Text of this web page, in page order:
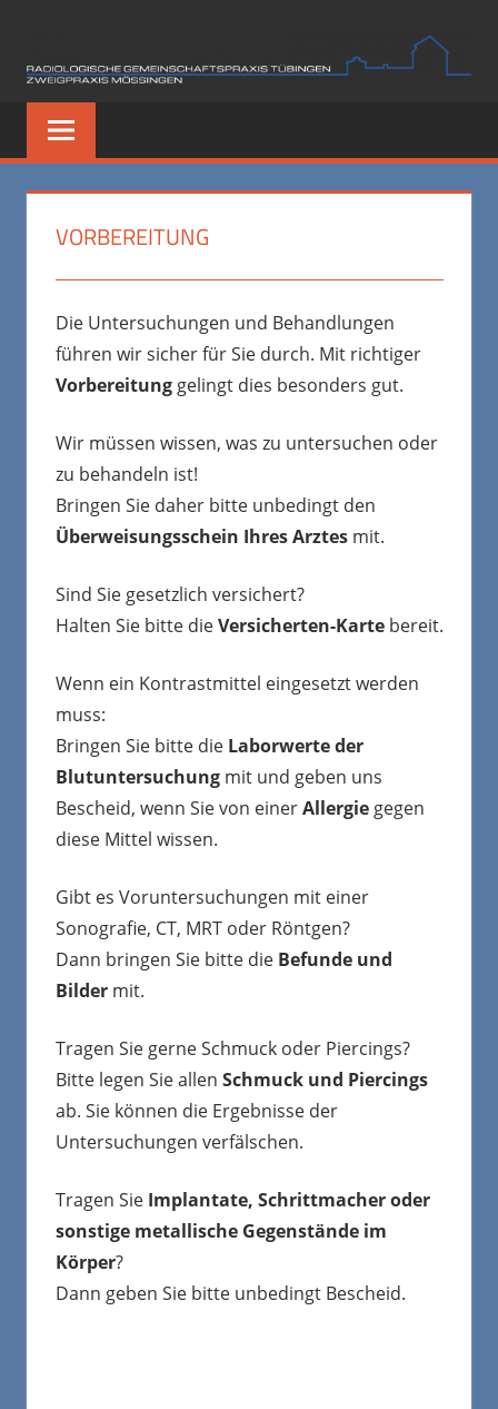
springen
VORBEREITUNG
Die Untersuchungen und Behandlungen
führen wir sicher für Sie durch. Mit richtiger
Vorbereitunggelingt dies besonders gut.
Wir müssen wissen, was zu untersuchen oder
zu behandeln ist!
Bringen Sie daher bitte unbedingt den
Überweisungsschein Ihres Arztesmit.
Sind Sie gesetzlich versichert?
Halten Sie bitte dieVersicherten-Kartebereit.
Wenn ein Kontrastmittel eingesetzt werden
muss:
Bringen Sie bitte die Laborwerte der
Blutuntersuchungmit und geben uns
Bescheid, wenn Sie von einerAllergiegegen
diese Mittel wissen.
Gibt es Voruntersuchungen mit einer
Sonografie, CT, MRT oder Röntgen?
Dann bringen Sie bitte die Befunde und
Bildermit.
Tragen Sie gerne Schmuck oder Piercings?
Bitte legen Sie allen Schmuck und Piercings
ab. Sie können die Ergebnisse der
Untersuchungen verfälschen.
Tragen Sie Implantate, Schrittmacher oder
sonstige metallische Gegenstände im
Körper?
Dann geben Sie bitte unbedingt Bescheid.